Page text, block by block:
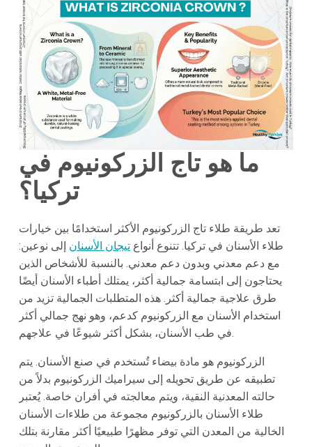
ما هو تاج الزركونيوم في
تركيا؟
تعد طريقة طلاء تاج الزركونيوم الأكثر استخدامًا بين خيارات
طلاء الأسنان في تركيا. تتنوع أنواعتيجان الأسنان إلى نوعين:
مع دعم معدني وبدون دعم معدني. بالنسبة للأشخاص الذين
يحتاجون إلى ابتسامة جمالية أكثر، يمتلك أطباء الأسنان أيضًا
طرق علاجية جمالية أكثر. هذه المتطلبات الجمالية تزيد من
استخدام الأسنان مع الزركونيوم كدعم، وهو نهج جمالي أكثر
في طب الأسنان، بشكل أكثر شيوعًا في علاجهم.
الزركونيوم هو مادة بيضاء تُستخدم في صنع الأسنان. يتم
تطبيقه عن طريق تحويله إلى سيراميك الزركونيوم بدلاً من
حالته المعدنية النقية، ويتم معالجته في أفران خاصة. يُعتبر
طلاء الأسنان بالزركونيوم مجموعة من طلاءات الأسنان
الخالية من المعدن التي توفر مظهرًا طبيعيًا أكثر مقارنة بتلك